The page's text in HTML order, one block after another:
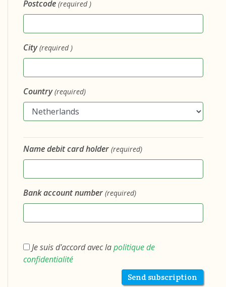
Postcode (required )
City (required )
Country(required)
Name debit card holder (required)
Bank account number (required)
Je suis d'accord avec lapolitique de
confidentialité
Send subscription